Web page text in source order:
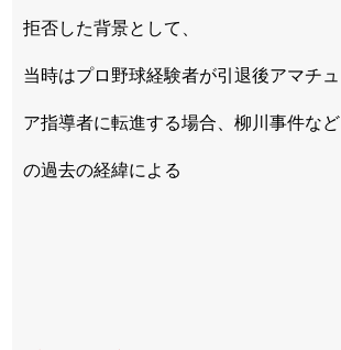
拒否した背景として、
当時はプロ野球経験者が引退後アマチュ
ア指導者に転進する場合、柳川事件など
の過去の経緯による